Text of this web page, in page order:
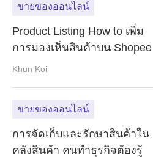
ขายของออนไลน์
Product Listing How to เพิ่ม
การมองเห็นสินค้าบน Shopee
Khun Koi
ขายของออนไลน์
การจัดเก็บและรักษาสินค้าใน
คลังสินค้า คนทำธุรกิจต้องรู้